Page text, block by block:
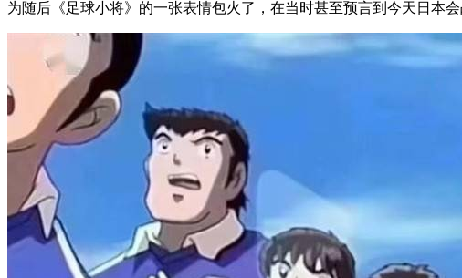
为随后《足球小将》的一张表情包火了，在当时甚至预言到今天日本会